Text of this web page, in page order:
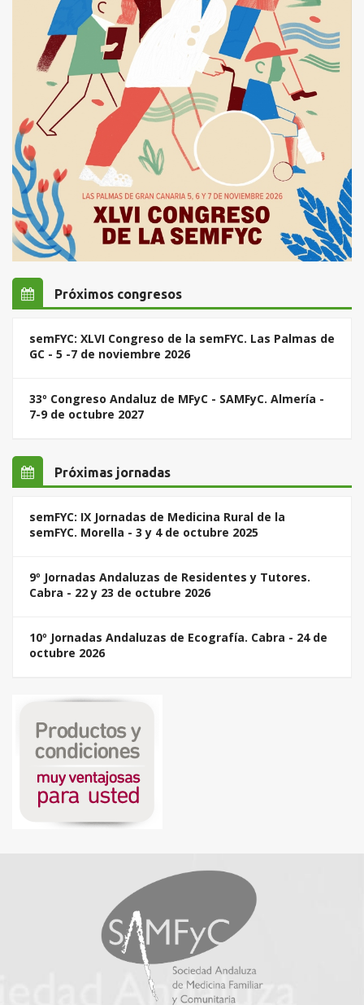
Próximos congresos
semFYC: XLVI Congreso de la semFYC. Las Palmas de
GC - 5 -7 de noviembre 2026
33º Congreso Andaluz de MFyC - SAMFyC. Almería -
7-9 de octubre 2027
Próximas jornadas
semFYC: IX Jornadas de Medicina Rural de la
semFYC. Morella - 3 y 4 de octubre 2025
9º Jornadas Andaluzas de Residentes y Tutores.
Cabra - 22 y 23 de octubre 2026
10º Jornadas Andaluzas de Ecografía. Cabra - 24 de
octubre 2026